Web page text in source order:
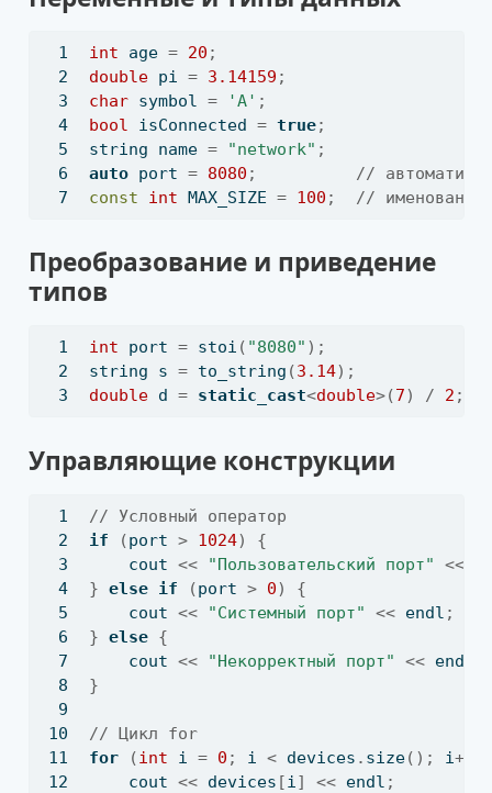
int age = 20 ;
double pi = 3.14159 ;
char symbol = 'A' ;
bool isConnected = true;
string name = "network" ;
auto port = 8080 ;
//
const
int MAX_SIZE = 100 ; //
Преобразование и приведение
типов
int port = stoi ( "8080" );
string s = to_string (3.14);
double d = static_cast<double>(7) / 2 ;
Управляющие конструкции
// Условный оператор
if
(port > 1024)
{
    cout
<< "Пользовательский порт" <<
} else if (port > 0)
{
    cout
<< "Системный порт" << endl ;
} else {
    cout
<< "Некорректный порт" << endl
}
// Цикл for
for
(int i = 0 ; i < devices . size(); i++)
    cout
<< devices [i] << endl ;